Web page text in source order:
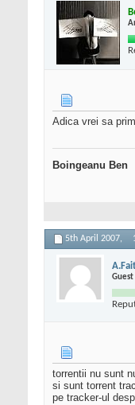
Adica vrei sa
Boingeanu Ben
5th April 2007,
Guest
torrentii nu sunt
si sunt torrent
pe tracker-ul